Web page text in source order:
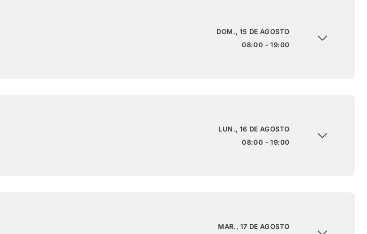
DOM., 15 DE AGOSTO
08:00 - 19:00
LUN., 16 DE AGOSTO
08:00 - 19:00
MAR., 17 DE AGOSTO